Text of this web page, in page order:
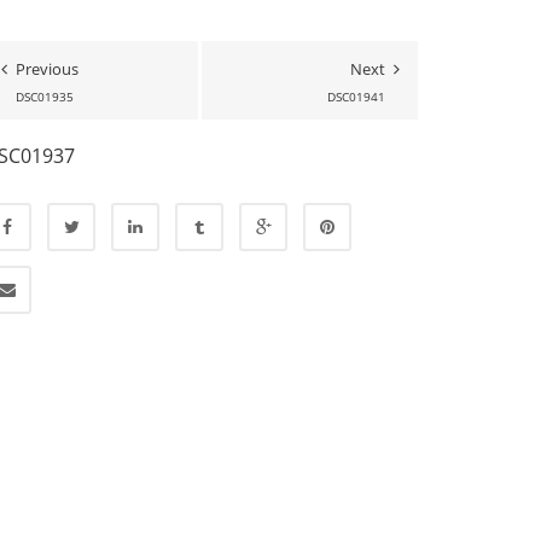
Previous
DSC01935
Next
DSC01941